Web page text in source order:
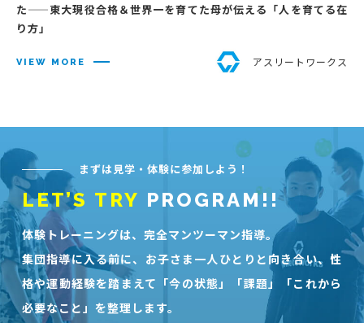
た——東大現役合格＆世界一を育てた母が伝える「人を育てる在
り方」
VIEW MORE アスリートワークス
まずは見学・体験に参加しよう！
LET’S TRY PROGRAM!!
体験トレーニングは、完全マンツーマン指導。
集団指導に入る前に、お子さま一人ひとりと向き合い、性
格や運動経験を踏まえて「今の状態」「課題」「これから
必要なこと」を整理します。